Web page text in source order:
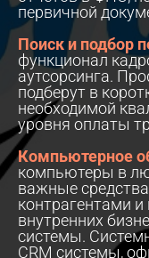
первичной
Поиск и подбор
функционал
аутсорсинга.
подберут в
необходимой
уровня оплаты
Компьютерное
компьютеры в
важные
контрагентами
внутренних
системы.
CRM системы,